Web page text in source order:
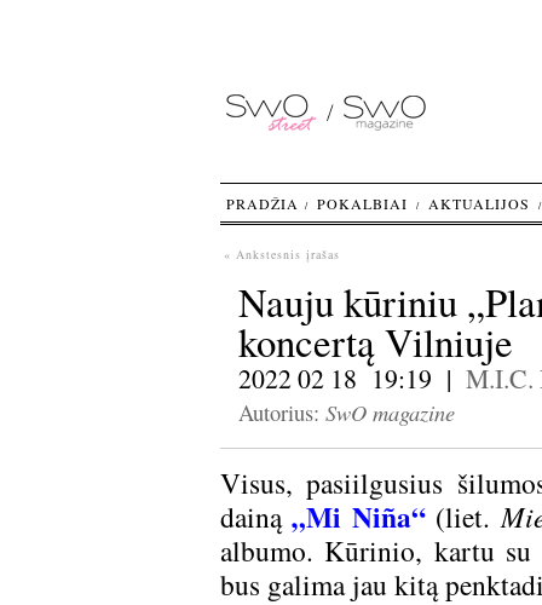
« Ankstesnis įrašas
Nauju kūriniu
koncertą Vilniuje
2022 02 18 19:19 | M.I.C.
Autorius: SwO magazine
Visus, pasiilgusius
dainą„Mi Niña“(liet.
albumo. Kūrinio, kartu
bus galima jau kitą
PRADŽIA POKALBIAI AKTUALIJOS